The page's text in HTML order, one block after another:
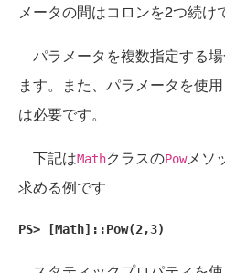
メータの間はコロンを2つ続け
パラメータを複数指定する
ます。また、パラメータを使
は必要です。
下記はMathクラスのPowメソ
求める例です
PS> [Math]::Pow(2,3)